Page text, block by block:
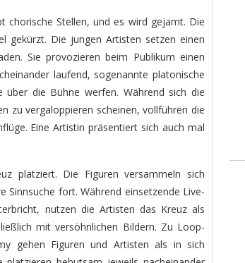
Stellen, und es wird gejamt. Die
gekürzt. Die jungen Artisten setzen einen
Sie provozieren beim Publikum einen
laufend, sogenannte platonische
über die Bühne werfen. Während sich die
zu vergaloppieren scheinen, vollführen die
Eine Artistin präsentiert sich auch mal
platziert. Die Figuren versammeln sich
Sinnsuche fort. Während einsetzende Live-
nutzen die Artisten das Kreuz als
mit versöhnlichen Bildern. Zu Loop-
gehen Figuren und Artisten als in sich